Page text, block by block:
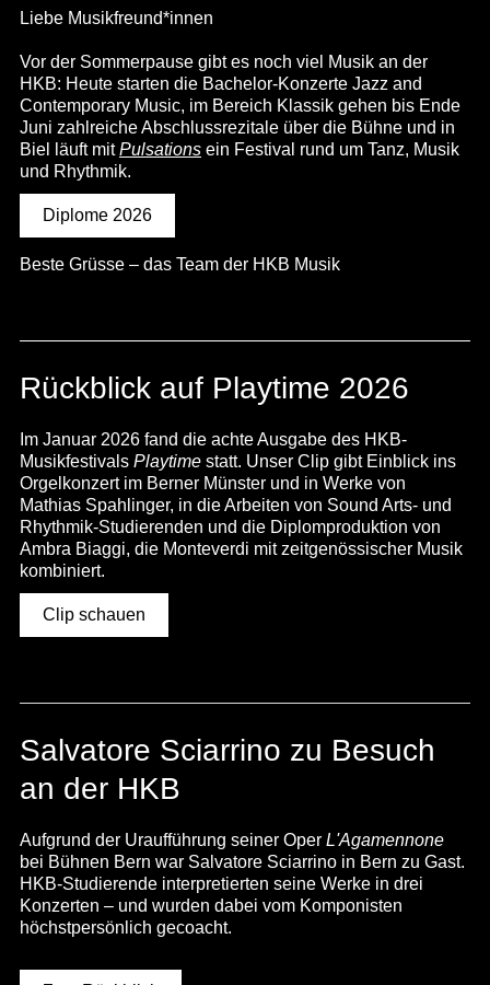
Liebe Musikfreund*innen
Vor der Sommerpause gibt es noch viel Musik an der
HKB: Heute starten die Bachelor-Konzerte Jazz and
Contemporary Music, im Bereich Klassik gehen bis Ende
Juni zahlreiche Abschlussrezitale über die Bühne und in
Biel läuft mitPulsations ein Festival rund um Tanz, Musik
und Rhythmik.
Diplome 2026
Beste Grüsse – das Team der HKB Musik
Rückblick auf Playtime 2026
Im Januar 2026 fand die achte Ausgabe des HKB-
Musikfestivals Playtime statt. Unser Clip gibt Einblick ins
Orgelkonzert im Berner Münster und in Werke von
Mathias Spahlinger, in die Arbeiten von Sound Arts- und
Rhythmik-Studierenden und die Diplomproduktion von
Ambra Biaggi, die Monteverdi mit zeitgenössischer Musik
kombiniert.
Clip schauen
Salvatore Sciarrino zu Besuch
an der HKB
Aufgrund der Uraufführung seiner Oper L'Agamennone
bei Bühnen Bern war Salvatore Sciarrino in Bern zu Gast.
HKB-Studierende interpretierten seine Werke in drei
Konzerten – und wurden dabei vom Komponisten
höchstpersönlich gecoacht.